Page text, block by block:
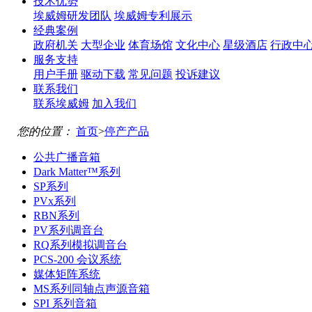
埃威姆研发团队 埃威姆专利展示
经典案例
政府机关 大型企业 体育场馆 文化中心 星级酒店 行政中
服务支持
用户手册 驱动下载 常见问题 投诉建议
联系我们
联系埃威姆 加入我们
您的位置： 首页>停产产品
公共广播音箱
Dark Matter™系列
SP系列
PVx系列
RBN系列
PV系列调音台
RQ系列模拟调音台
PCS-200 会议系统
媒体矩阵系统
MS系列同轴点声源音箱
SPI 系列音箱